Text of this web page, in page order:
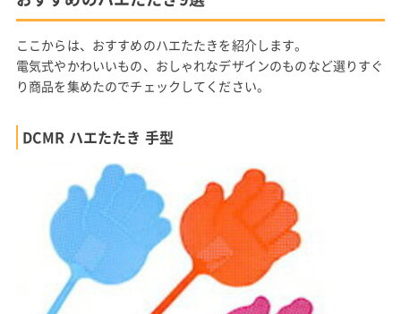
ここからは、おすすめのハエたたきを紹介します。
電気式やかわいいもの、おしゃれなデザインのものなど選りすぐ
り商品を集めたのでチェックしてください。
DCMR ハエたたき 手型